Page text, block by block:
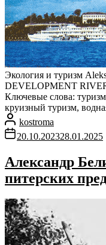
Экология и туризм
DEVELOPMENT
Ключевые слова:
круизный туризм,
kostroma
20.10.202328.01.2025
Александр
питерских